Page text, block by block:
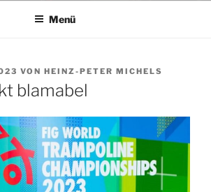
Menü
VON HEINZ-PETER MICHELS
blamabel